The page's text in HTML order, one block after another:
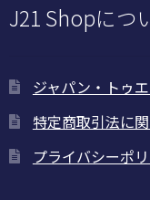
J21 Shopにつ
ジャパン・トゥ
特定商取引法に
プライバシーポ